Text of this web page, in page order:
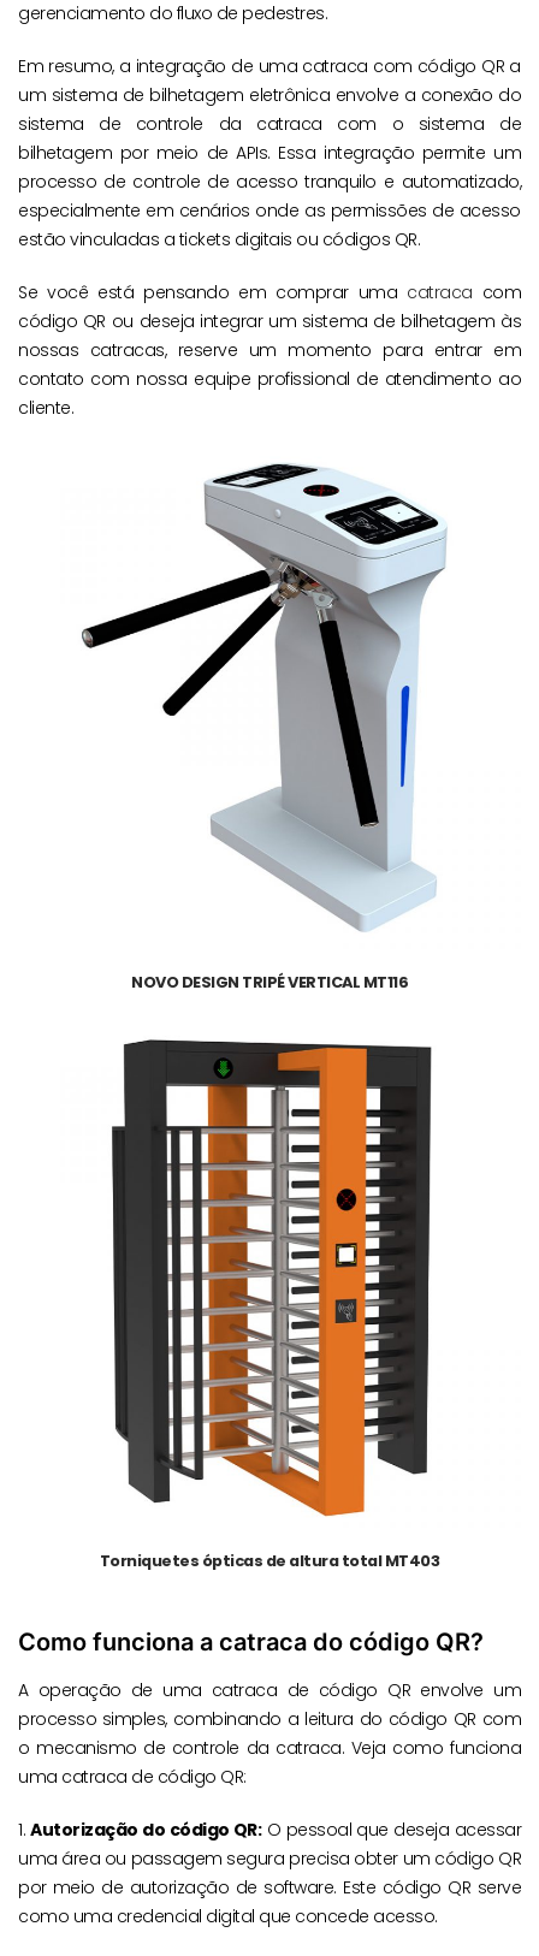
gerenciamento do fluxo de pedestres.
Em resumo, a integração de uma catraca com código QR a
um sistema de bilhetagem eletrônica envolve a conexão do
sistema de controle da catraca com o sistema de
bilhetagem por meio de APIs. Essa integração permite um
processo de controle de acesso tranquilo e automatizado,
especialmente em cenários onde as permissões de acesso
estão vinculadas a tickets digitais ou códigos QR.
Se você está pensando em comprar uma catraca com
código QR ou deseja integrar um sistema de bilhetagem às
nossas catracas, reserve um momento para entrar em
contato com nossa equipe profissional de atendimento ao
cliente.
NOVO DESIGN TRIPÉ VERTICAL MT116
Torniquetes ópticas de altura total MT403
Como funciona a catraca do código QR?
A operação de uma catraca de código QR envolve um
processo simples, combinando a leitura do código QR com
o mecanismo de controle da catraca. Veja como funciona
uma catraca de código QR:
1.Autorização do código QR:O pessoal que deseja acessar
uma área ou passagem segura precisa obter um código QR
por meio de autorização de software. Este código QR serve
como uma credencial digital que concede acesso.